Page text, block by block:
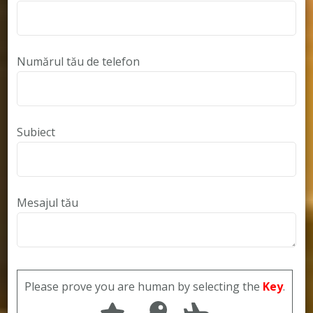
Numărul tău de telefon
Subiect
Mesajul tău
Please prove you are human by selecting the Key.